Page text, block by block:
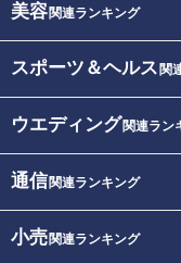
美容関連ランキング
スポーツ＆ヘルス 関
ウエディング関連ラン
通信関連ランキング
小売関連ランキング